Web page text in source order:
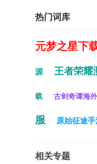
热门词库
元梦之星下
源 王者荣耀
载 古剑奇谭海
服 原始征途
相关专题